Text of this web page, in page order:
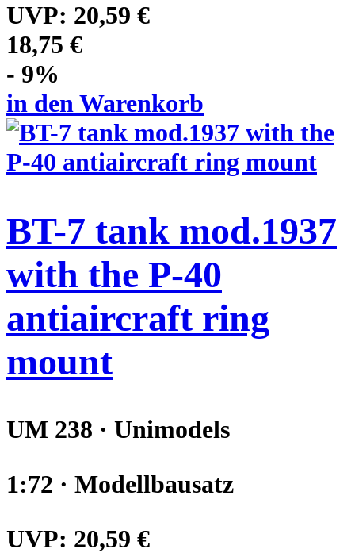
UVP: 20,59 €
18,75 €
- 9%
in den Warenkorb
BT-7 tank mod.1937
with the P-40
antiaircraft ring
mount
UM 238 · Unimodels
1:72 · Modellbausatz
UVP: 20,59 €